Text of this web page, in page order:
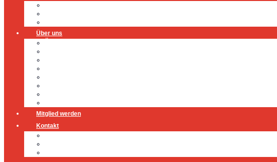
Über uns
Mitglied werden
Kontakt